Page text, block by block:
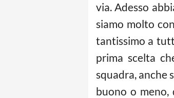
via. Adesso
siamo molto
tantissimo a
prima scelta
squadra, anche
buono o meno,